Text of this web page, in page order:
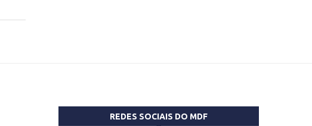
REDES SOCIAIS DO MDF